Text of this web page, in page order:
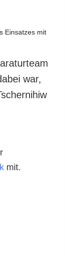
war,
mit.